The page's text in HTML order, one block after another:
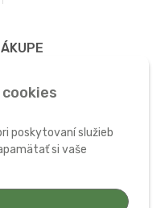
poskytovaní služieb
si vaše
údajov